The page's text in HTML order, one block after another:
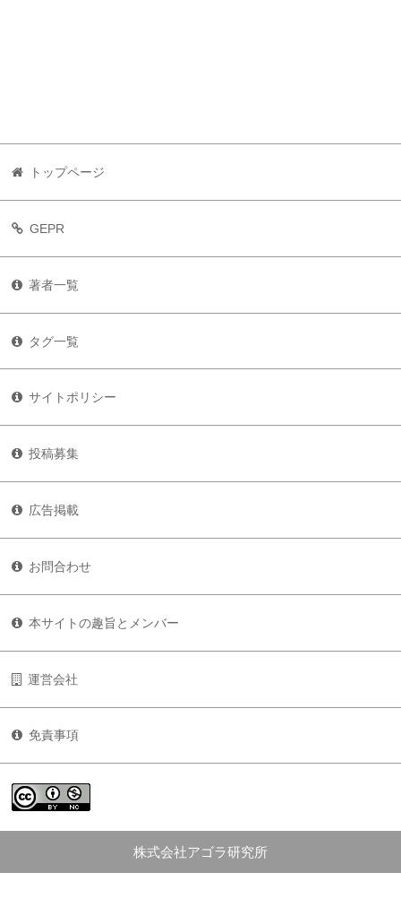
トップページ
GEPR
著者一覧
タグ一覧
サイトポリシー
投稿募集
広告掲載
お問合わせ
本サイトの趣旨とメンバー
運営会社
免責事項
株式会社アゴラ研究所